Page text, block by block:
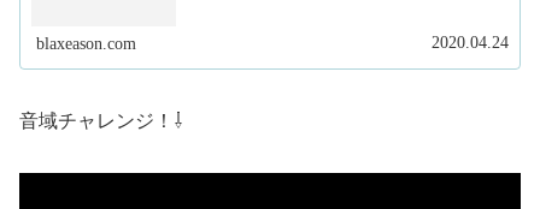
blaxeason.com 2020.04.24
音域チャレンジ！⇩